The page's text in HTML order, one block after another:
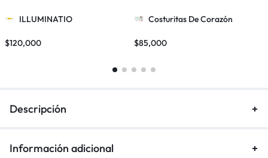
ILLUMINATIO
$120,000
Costuritas De Corazón
$85,000
Descripción
Información adicional